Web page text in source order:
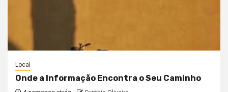
Local
Onde a Informação Encontra o Seu Caminho